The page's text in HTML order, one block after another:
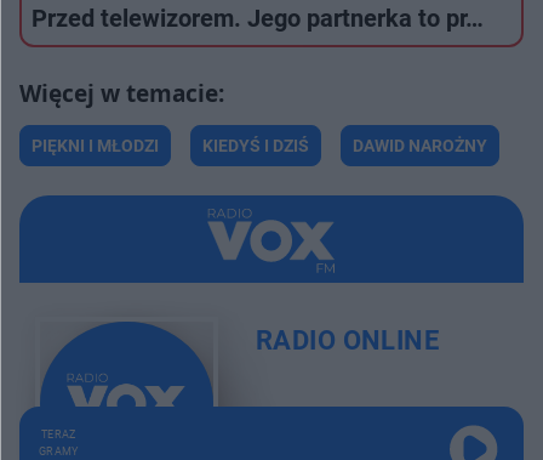
Przed telewizorem. Jego partnerka to pr…
PIĘKNI I MŁODZI KIEDYŚ I DZIŚ DAWID NAROŻNY
RADIO ONLINE
TERAZ
GRAMY